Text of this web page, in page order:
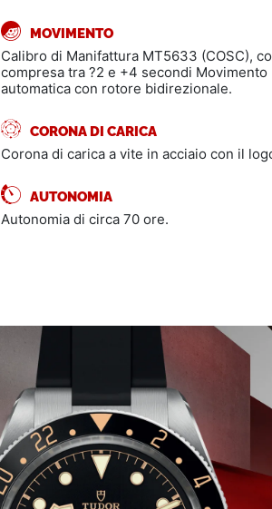
MOVIMENTO
Calibro di Manifattura MT5633 (COSC),
compresa tra ?2 e +4 secondi Movimento
automatica con rotore bidirezionale.
CORONA DI CARICA
Corona di carica a vite in acciaio con il
AUTONOMIA
Autonomia di circa 70 ore.